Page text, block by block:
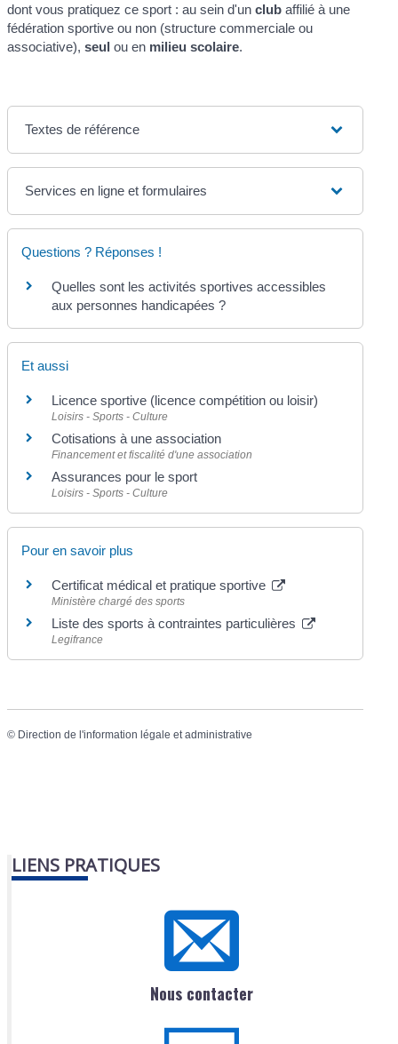
dont vous pratiquez ce sport : au sein d'unclub affilié à une
fédération sportive ou non (structure commerciale ou
associative),seul ou en milieu scolaire.
Textes de référence
Services en ligne et formulaires
Questions ? Réponses !
Quelles sont les activités sportives accessibles
aux personnes handicapées ?
Et aussi
Licence sportive (licence compétition ou loisir)
Loisirs - Sports - Culture
Cotisations à une association
Financement et fiscalité d'une association
Assurances pour le sport
Loisirs - Sports - Culture
Pour en savoir plus
Certificat médical et pratique sportive
Ministère chargé des sports
Liste des sports à contraintes particulières
Legifrance
© Direction de l'information légale et administrative
LIENS PRATIQUES
Nous contacter